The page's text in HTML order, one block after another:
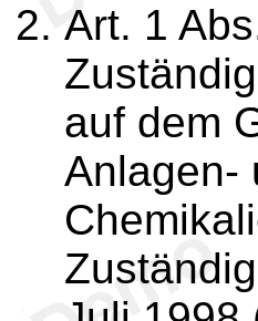
Art. 1
auf dem
Anlagen-